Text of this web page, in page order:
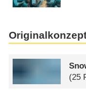
(25